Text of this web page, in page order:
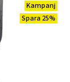
Kampanj
Spara 25%